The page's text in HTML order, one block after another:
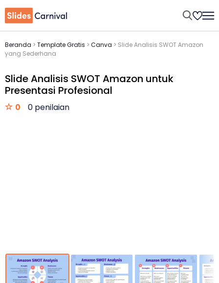
Beranda > Template Gratis > Canva > Slide Analisis SWOT Amazon
yang Sederhana
Slide Analisis SWOT Amazon untuk
Presentasi Profesional
0 0 penilaian